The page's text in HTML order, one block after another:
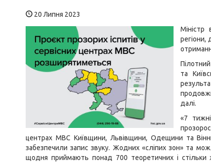
20 Липня 2023
Міністр
регіони,
та
далі.
«7
центрах МВС Київщини, Львівщини, Одещини та
забезпечили запис звуку. Жодних «сліпих зон» та
щодня приймають понад 700 теоретичних і